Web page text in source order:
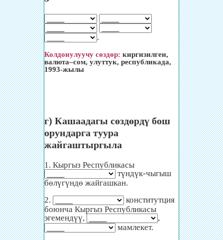
.
Колдонулуучу сөздөр: киргизилген,
валюта–сом, улуттук, республикада,
1993-жылы
г) Кашаадагы сөздөрдү бош
орундарга туура
жайгаштыргыла
1. Кыргыз Республикасы
түндүк-чыгыш
бөлүгүндө жайгашкан.
2.
конститутция
боюнча Кыргыз Республикасы
эгемендүү,
,
мамлекет.